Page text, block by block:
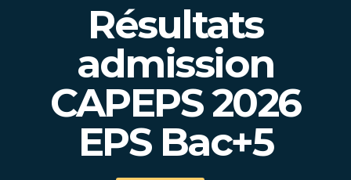
Résultats
admission
CAPEPS 2026
EPS Bac+5